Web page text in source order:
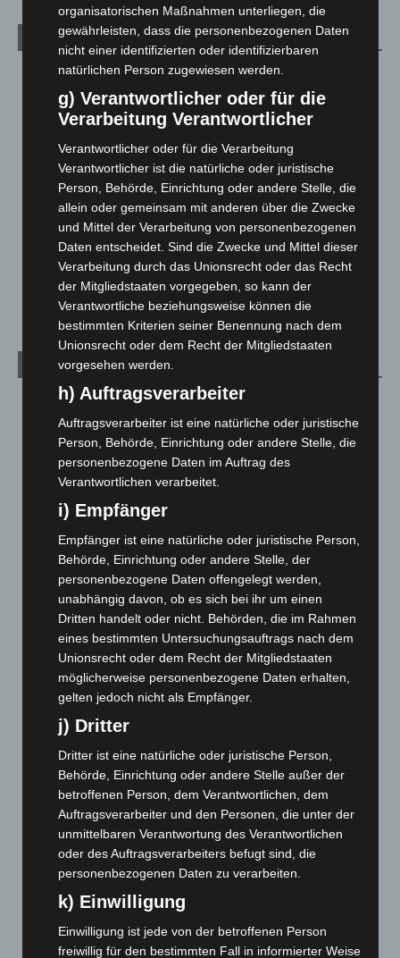
Kategorien
Blaulicht
Corona-News
Hannover und Region
Langenhagen und Ortsteile
Leserbriefe
Menschen
Über uns
Veranstaltungen
1.888
Archiv
August 2026(14)
Juli 2026(73)
Juni 2026(139)
Mai 2026(99)
April 2026(99)
März 2026(115)
Februar 2026(109)
Januar 2026 (122)
Dezember 2025(103)
November 2025(114)
Oktober 2025(112)
September 2025(93)
August 2025(90)
Juli 2025(90)
Juni 2025(103)
Mai 2025
April 2025(88)
März 2025(111)
Februar 2025
Januar 2025(88)
Dezember 2024(89)
organisatorischen Maßnahmen unterliegen, die
gewährleisten, dass die personenbezogenen Daten
nicht einer identifizierten oder identifizierbaren
natürlichen Person zugewiesen werden.
g) Verantwortlicher oder für die
Verarbeitung Verantwortlicher
Verantwortlicher oder für die Verarbeitung
Verantwortlicher ist die natürliche oder juristische
Person, Behörde, Einrichtung oder andere Stelle, die
allein oder gemeinsam mit anderen über die Zwecke
und Mittel der Verarbeitung von personenbezogenen
Daten entscheidet. Sind die Zwecke und Mittel dieser
Verarbeitung durch das Unionsrecht oder das Recht
der Mitgliedstaaten vorgegeben, so kann der
Verantwortliche beziehungsweise können die
bestimmten Kriterien seiner Benennung nach dem
Unionsrecht oder dem Recht der Mitgliedstaaten
vorgesehen werden.
h) Auftragsverarbeiter
Auftragsverarbeiter ist eine natürliche oder juristische
Person, Behörde, Einrichtung oder andere Stelle, die
personenbezogene Daten im Auftrag des
Verantwortlichen verarbeitet.
i) Empfänger
Empfänger ist eine natürliche oder juristische Person,
Behörde, Einrichtung oder andere Stelle, der
personenbezogene Daten offengelegt werden,
unabhängig davon, ob es sich bei ihr um einen
Dritten handelt oder nicht. Behörden, die im Rahmen
eines bestimmten Untersuchungsauftrags nach dem
Unionsrecht oder dem Recht der Mitgliedstaaten
möglicherweise personenbezogene Daten erhalten,
gelten jedoch nicht als Empfänger.
j) Dritter
Dritter ist eine natürliche oder juristische Person,
Behörde, Einrichtung oder andere Stelle außer der
betroffenen Person, dem Verantwortlichen, dem
Auftragsverarbeiter und den Personen, die unter der
unmittelbaren Verantwortung des Verantwortlichen
oder des Auftragsverarbeiters befugt sind, die
personenbezogenen Daten zu verarbeiten.
k) Einwilligung
Einwilligung ist jede von der betroffenen Person
freiwillig für den bestimmten Fall in informierter Weise